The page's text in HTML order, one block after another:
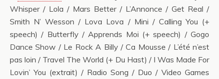
Whisper / Lola / Mars Better / L’Annonce / Get Real /
Smith N’ Wesson / Lova Lova / Mini / Calling You (+
speech) / Butterfly / Apprends Moi (+ speech) / Gogo
Dance Show / Le Rock A Billy / Ca Mousse / L’été n’est
pas loin / Travel The World (+ Du Hast) / I Was Made For
Lovin’ You (extrait) / Radio Song / Duo / Video Games